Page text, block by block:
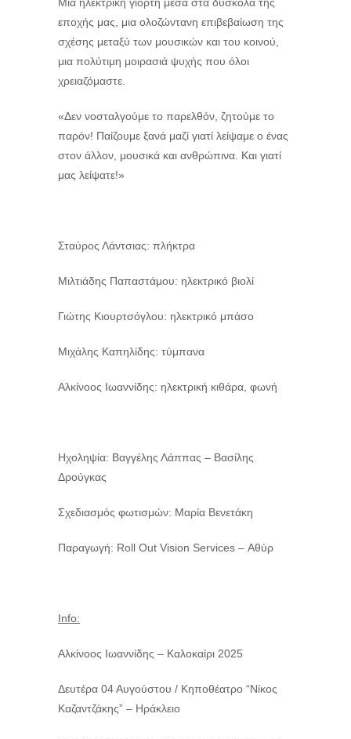
εποχής μας, μια ολοζώντανη επιβεβαίωση της
σχέσης μεταξύ των μουσικών και του κοινού,
μια πολύτιμη μοιρασιά ψυχής που όλοι
χρειαζόμαστε.
«Δεν νοσταλγούμε το παρελθόν, ζητούμε το
παρόν! Παίζουμε ξανά μαζί γιατί λείψαμε ο ένας
στον άλλον, μουσικά και ανθρώπινα. Και γιατί
μας λείψατε!»
Σταύρος Λάντσιας: πλήκτρα
Μιλτιάδης Παπαστάμου: ηλεκτρικό βιολί
Γιώτης Κιουρτσόγλου: ηλεκτρικό μπάσο
Μιχάλης Καπηλίδης: τύμπανα
Αλκίνοος Ιωαννίδης: ηλεκτρική κιθάρα, φωνή
Ηχοληψία: Βαγγέλης Λάππας – Βασίλης
Δρούγκας
Σχεδιασμός φωτισμών: Μαρία Βενετάκη
Παραγωγή: Roll Out Vision Services – Αθύρ
Info:
Αλκίνοος Ιωαννίδης – Καλοκαίρι 2025
Δευτέρα 04 Αυγούστου / Κηποθέατρο “Νίκος
Καζαντζάκης” – Ηράκλειο